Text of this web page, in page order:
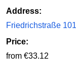
Address:
Friedrichstraße
Price:
from €33.12